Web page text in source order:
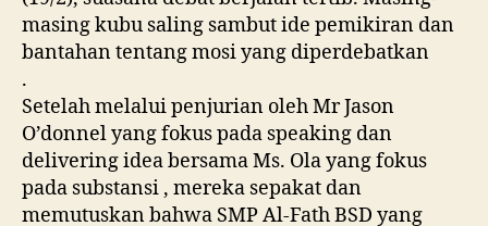
masing kubu saling sambut ide pemikiran dan
bantahan tentang mosi yang diperdebatkan
.
Setelah melalui penjurian oleh Mr Jason
O’donnel yang fokus pada speaking dan
delivering idea bersama Ms. Ola yang fokus
pada substansi , mereka sepakat dan
memutuskan bahwa SMP Al-Fath BSD yang